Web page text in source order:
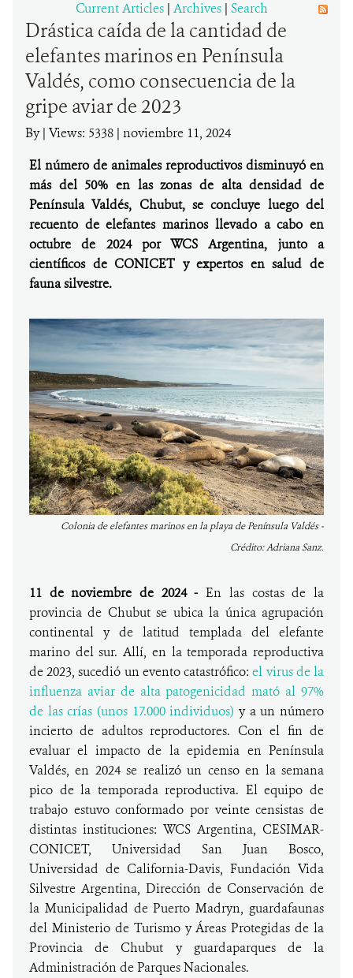
Current Articles | Archives | Search
Drástica caída de la cantidad de
elefantes marinos en Península
Valdés, como consecuencia de la
gripe aviar de 2023
By| Views: 5338 | noviembre 11, 2024
El número de animales reproductivos disminuyó en
más del 50% en las zonas de alta densidad de
Península Valdés, Chubut, se concluye luego del
recuento de elefantes marinos llevado a cabo en
octubre de 2024 por WCS Argentina, junto a
científicos de CONICET y expertos en salud de
fauna silvestre.
Colonia de elefantes marinos en la playa de Península Valdés -
Crédito: Adriana Sanz.
11 de noviembre de 2024 - En las costas de la
provincia de Chubut se ubica la única agrupación
continental y de latitud templada del elefante
marino del sur. Allí, en la temporada reproductiva
de 2023, sucedió un evento catastrófico:el virus de la
influenza aviar de alta patogenicidad mató al 97%
de las crías (unos 17.000 individuos) y a un número
incierto de adultos reproductores. Con el fin de
evaluar el impacto de la epidemia en Península
Valdés, en 2024 se realizó un censo en la semana
pico de la temporada reproductiva. El equipo de
trabajo estuvo conformado por veinte censistas de
distintas instituciones: WCS Argentina, CESIMAR-
CONICET, Universidad San Juan Bosco,
Universidad de California-Davis, Fundación Vida
Silvestre Argentina, Dirección de Conservación de
la Municipalidad de Puerto Madryn, guardafaunas
del Ministerio de Turismo y Áreas Protegidas de la
Provincia de Chubut y guardaparques de la
Administración de Parques Nacionales.